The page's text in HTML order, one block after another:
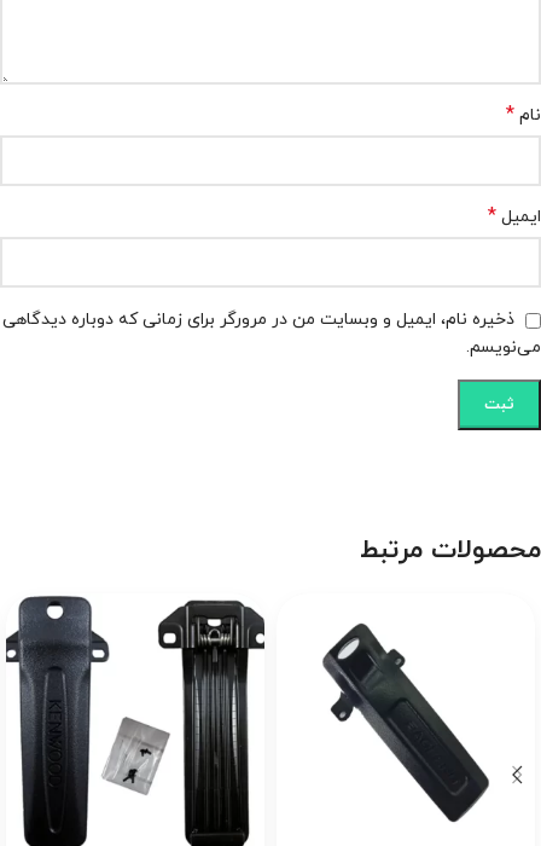
نام *
ایمیل *
ذخیره نام، ایمیل و وبسایت من در مرورگر برای زمانی که دوباره دیدگاهی
می‌نویسم.
محصولات مرتبط